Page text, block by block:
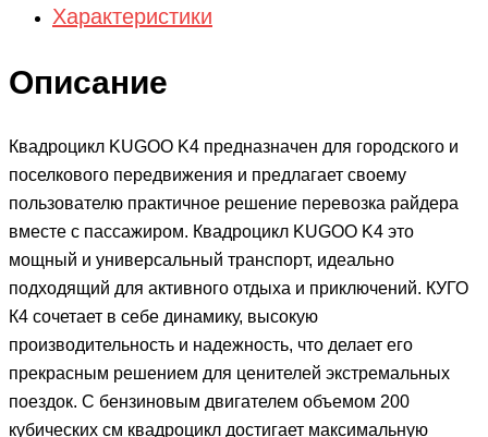
Характеристики
Описание
Квадроцикл KUGOO K4 предназначен для городского и
поселкового передвижения и предлагает своему
пользователю практичное решение перевозка райдера
вместе с пассажиром. Квадроцикл KUGOO K4 это
мощный и универсальный транспорт, идеально
подходящий для активного отдыха и приключений. КУГО
К4 сочетает в себе динамику, высокую
производительность и надежность, что делает его
прекрасным решением для ценителей экстремальных
поездок. С бензиновым двигателем объемом 200
кубических см квадроцикл достигает максимальную